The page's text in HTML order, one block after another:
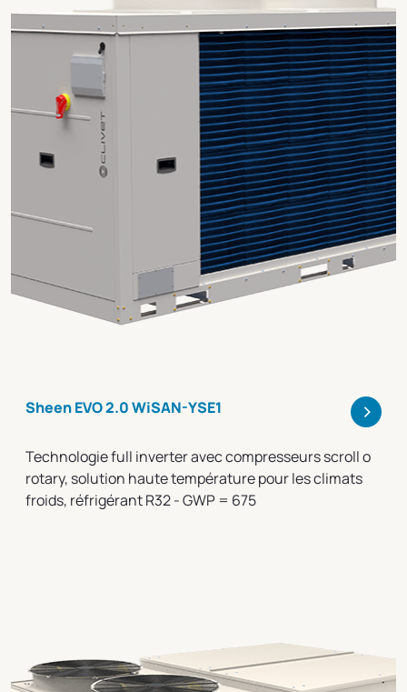
Sheen EVO 2.0 WiSAN-YSE1 >
Technologie full inverter avec compresseurs scroll o
rotary, solution haute température pour les climats
froids, réfrigérant R32 - GWP = 675